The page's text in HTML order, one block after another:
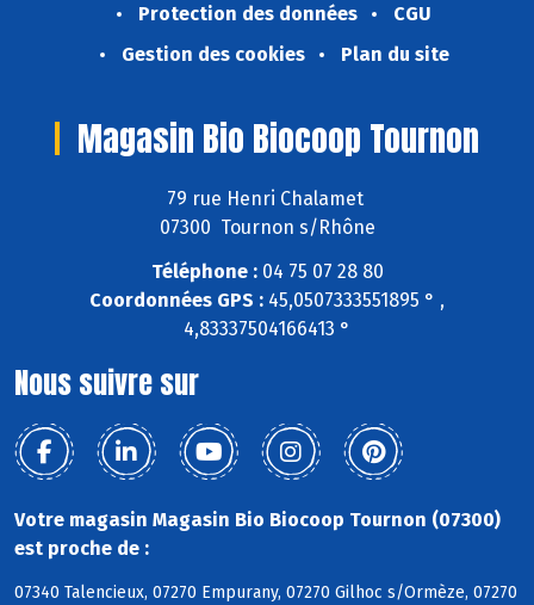
Protection des données
CGU
Gestion des cookies
Plan du site
Magasin Bio Biocoop Tournon
79 rue Henri Chalamet
07300 Tournon s/Rhône
Téléphone :04 75 07 28 80
Coordonnées GPS : 45,0507333551895 ° ,
4,83337504166413 °
Nous suivre sur
Votre magasin Magasin Bio Biocoop Tournon (07300)
est proche de :
07340 Talencieux, 07270 Empurany, 07270 Gilhoc s/Ormèze, 07270